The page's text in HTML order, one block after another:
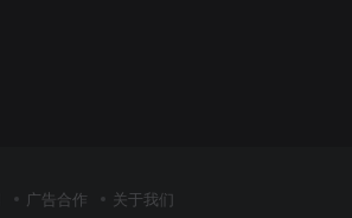
广告合作 关于我们